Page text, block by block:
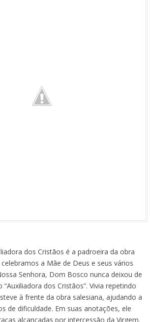
dos Cristãos é a padroeira da obra
a Mãe de Deus e seus vários
Senhora, Dom Bosco nunca deixou de
dos Cristãos”. Vivia repetindo
à frente da obra salesiana, ajudando a
de dificuldade. Em suas anotações, ele
alcançadas por intercessão da Virgem.